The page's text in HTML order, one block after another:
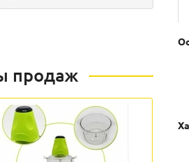
продаж